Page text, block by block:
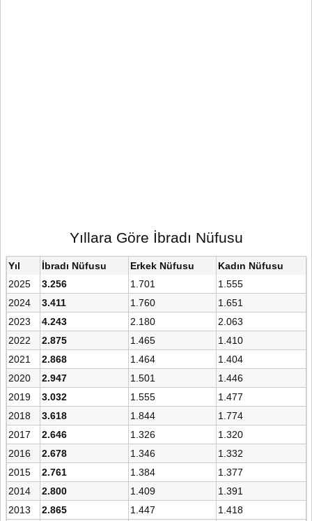
Yıllara Göre İbradı Nüfusu
Yıl İbradı Nüfusu Erkek Nüfusu
Kadın Nüfusu
2025
3.256 1.701
1.555
2024
3.411 1.760
1.651
2023
4.243 2.180
2.063
2022
2.875 1.465
1.410
2021
2.868 1.464
1.404
2020
2.947 1.501
1.446
2019
3.032 1.555
1.477
2018
3.618 1.844
1.774
2017
2.646 1.326
1.320
2016
2.678 1.346
1.332
2015
2.761 1.384
1.377
2014
2.800 1.409
1.391
2013
2.865 1.447
1.418